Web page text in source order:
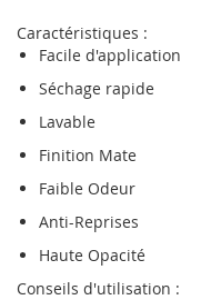
Caractéristiques :
Facile d'application
Séchage rapide
Lavable
Finition Mate
Faible Odeur
Anti-Reprises
Haute Opacité
Conseils d'utilisation :